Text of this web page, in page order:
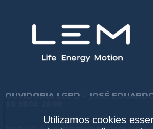
OUVIDORIA LGPD - JOSÉ
Utilizamos cookies